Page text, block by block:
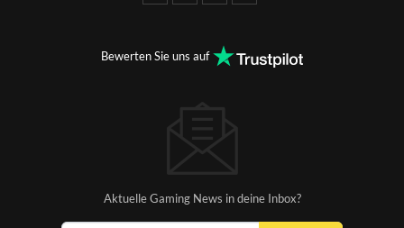
Bewerten Sie uns auf
Aktuelle Gaming News in deine Inbox?